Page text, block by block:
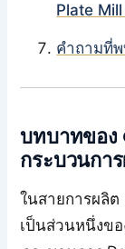
Plate
คำถามที่
บทบาทของ
กระบวนกา
ในสายการผลิ
เป็นส่วนหนึ่งข